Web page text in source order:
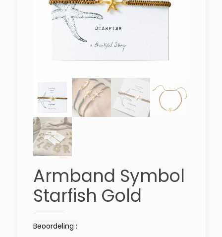
Armband Symbol
Starfish Gold
Beoordeling :